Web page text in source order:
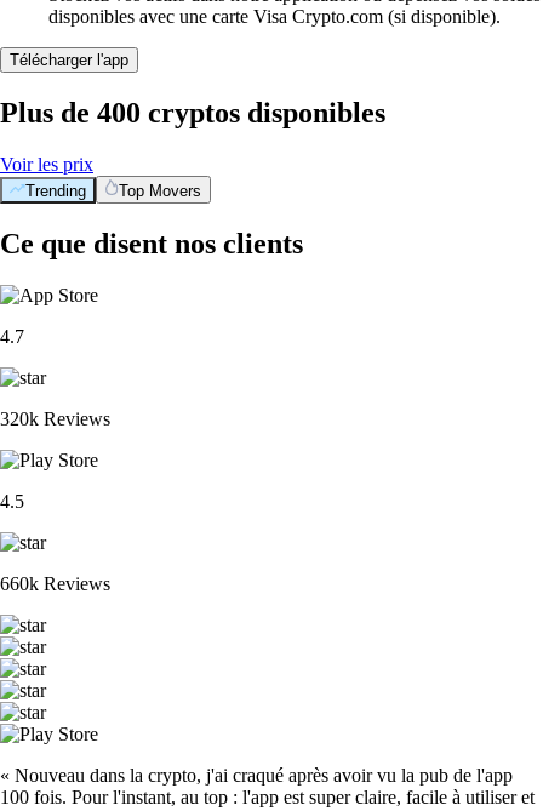
disponibles avec une carte Visa Crypto.com (si disponible).
Télécharger l'app
Plus de 400 cryptos disponibles
Voir les prix
Trending Top Movers
Ce que disent nos clients
4.7
320k Reviews
4.5
660k Reviews
« Nouveau dans la crypto, j'ai craqué après avoir vu la pub de l'app
100 fois. Pour l'instant, au top : l'app est super claire, facile à utiliser et